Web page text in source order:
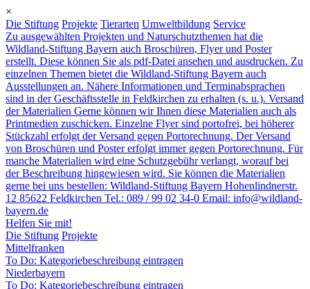
Skip
to
content
×
Die Stiftung Projekte Tierarten Umweltbildung Service
Zu ausgewählten Projekten und Naturschutzthemen hat die
Wildland-Stiftung Bayern auch Broschüren, Flyer und Poster
erstellt. Diese können Sie als pdf-Datei ansehen und ausdrucken. Zu
einzelnen Themen bietet die Wildland-Stiftung Bayern auch
Ausstellungen an. Nähere Informationen und Terminabsprachen
sind in der Geschäftsstelle in Feldkirchen zu erhalten (s. u.). Versand
der Materialien Gerne können wir Ihnen diese Materialien auch als
Printmedien zuschicken. Einzelne Flyer sind portofrei, bei höherer
Stückzahl erfolgt der Versand gegen Portorechnung. Der Versand
von Broschüren und Poster erfolgt immer gegen Portorechnung. Für
manche Materialien wird eine Schutzgebühr verlangt, worauf bei
der Beschreibung hingewiesen wird. Sie können die Materialien
gerne bei uns bestellen: Wildland-Stiftung Bayern Hohenlindnerstr.
12 85622 Feldkirchen Tel.: 089 / 99 02 34-0 Email: info@wildland-
bayern.de
Helfen Sie mit!
Die Stiftung Projekte
Mittelfranken
To Do: Kategoriebeschreibung eintragen
Niederbayern
To Do: Kategoriebeschreibung eintragen